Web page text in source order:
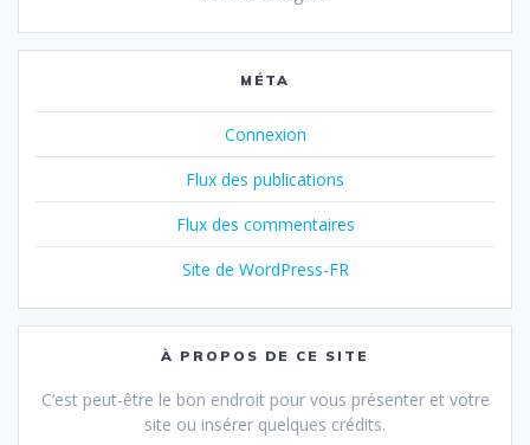
MÉTA
Connexion
Flux des publications
Flux des commentaires
Site de WordPress-FR
À PROPOS DE CE SITE
C’est peut-être le bon endroit pour vous présenter et votre
site ou insérer quelques crédits.